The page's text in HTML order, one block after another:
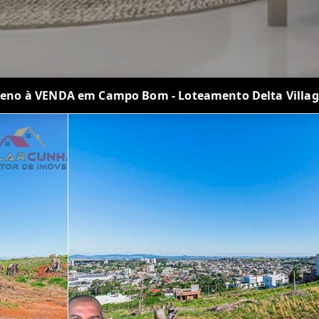
à VENDA em Campo Bom - Loteamento Delta